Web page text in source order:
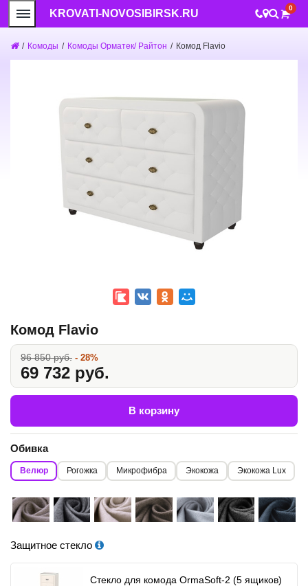
KROVATI-NOVOSIBIRSK.RU 0
/ Комоды / Комоды Орматек/ Райтон / Комод Flavio
Комод Flavio
96 850 руб. - 28%
69 732 руб.
В корзину
Обивка
Велюр Рогожка Микрофибра Экокожа Экокожа Lux
Защитное стекло
Стекло для комода OrmaSoft-2 (5 ящиков)